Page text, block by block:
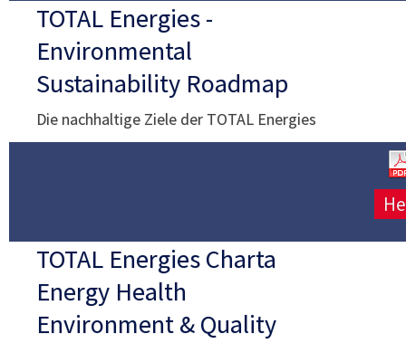
TOTAL Energies -
Environmental
Sustainability Roadmap
Die nachhaltige Ziele der TOTAL Energies
TOTAL Energies Charta
Energy Health
Environment & Quality